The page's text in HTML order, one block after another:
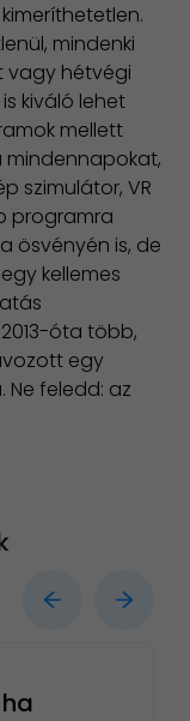
mindenki
vagy hétvégi
kiváló lehet
mellett
mindennapokat,
szimulátor, VR
programra
ösvényén is, de
kellemes
óta több,
egy
feledd: az